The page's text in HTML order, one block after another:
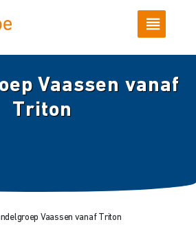
Vaassen vanaf
Triton
Vaassen vanaf Triton